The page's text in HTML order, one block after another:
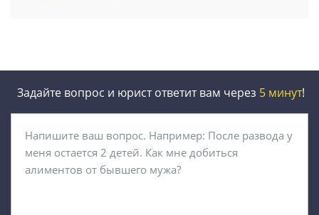
Задайте вопрос и юрист ответит вам через 5 минут!